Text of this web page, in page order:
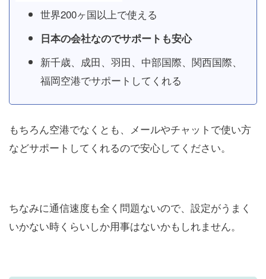
世界200ヶ国以上で使える
日本の会社なのでサポートも安心
新千歳、成田、羽田、中部国際、関西国際、
福岡空港でサポートしてくれる
もちろん空港でなくとも、メールやチャットで使い方
などサポートしてくれるので安心してください。
ちなみに通信速度も全く問題ないので、設定がうまく
いかない時くらいしか用事はないかもしれません。